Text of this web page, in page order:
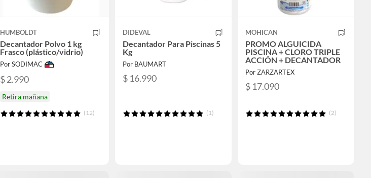
HUMBOLDT
Decantador Polvo 1 kg
Frasco (plástico/vidrio)
Por SODIMAC
$ 2.990
Retira mañana
(12)
DIDEVAL
Decantador Para Piscinas 5
Kg
Por BAUMART
$ 16.990
(1)
MOHICAN
PROMO ALGUICIDA
PISCINA + CLORO TRIPLE
ACCIÓN + DECANTADOR
Por ZARZARTEX
$ 17.090
(2)